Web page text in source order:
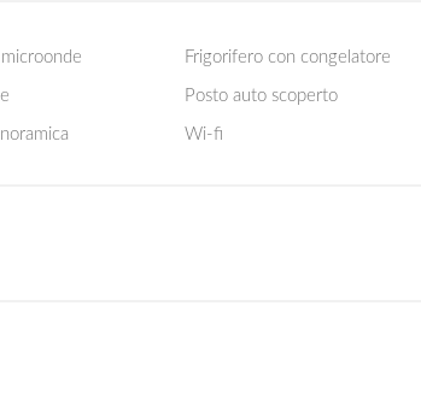
Frigorifero con congelatore
Posto auto scoperto
Wi-fi